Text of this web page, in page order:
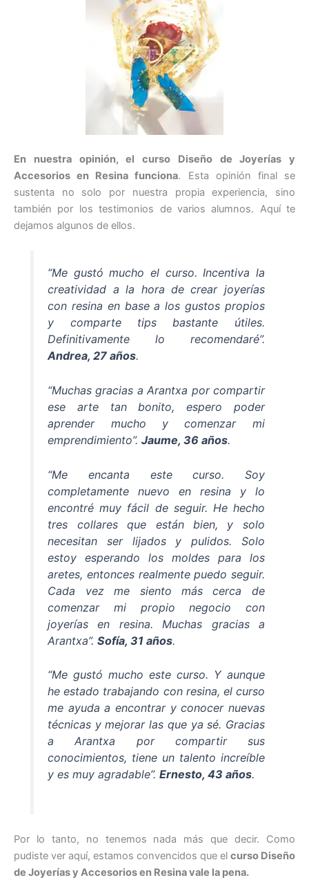
En nuestra opinión, el curso Diseño de Joyerías y
Accesorios en Resina funciona. Esta opinión final se
sustenta no solo por nuestra propia experiencia, sino
también por los testimonios de varios alumnos. Aquí te
dejamos algunos de ellos.
“Me gustó mucho el curso. Incentiva la
creatividad a la hora de crear joyerías
con resina en base a los gustos propios
y comparte tips bastante útiles.
Definitivamente lo recomendaré”.
Andrea, 27 años.
“Muchas gracias a Arantxa por compartir
ese arte tan bonito, espero poder
aprender mucho y comenzar mi
emprendimiento”.Jaume, 36 años.
“Me encanta este curso. Soy
completamente nuevo en resina y lo
encontré muy fácil de seguir. He hecho
tres collares que están bien, y solo
necesitan ser lijados y pulidos. Solo
estoy esperando los moldes para los
aretes, entonces realmente puedo seguir.
Cada vez me siento más cerca de
comenzar mi propio negocio con
joyerías en resina. Muchas gracias a
Arantxa”.Sofía, 31 años.
“Me gustó mucho este curso. Y aunque
he estado trabajando con resina, el curso
me ayuda a encontrar y conocer nuevas
técnicas y mejorar las que ya sé. Gracias
a Arantxa por compartir sus
conocimientos, tiene un talento increíble
y es muy agradable”.Ernesto, 43 años.
Por lo tanto, no tenemos nada más que decir. Como
pudiste ver aquí, estamos convencidos que el curso Diseño
de Joyerías y Accesorios en Resina vale la pena.